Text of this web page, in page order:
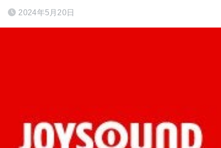
2024年5月20日